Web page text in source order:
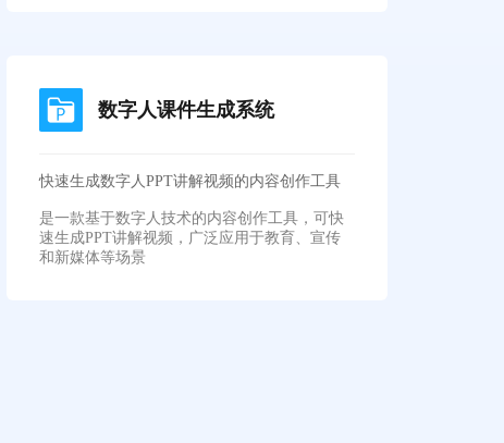
数字人课件生成系统
快速生成数字人PPT讲解视频的内容创作工具
是一款基于数字人技术的内容创作工具，可快
速生成PPT讲解视频，广泛应用于教育、宣传
和新媒体等场景